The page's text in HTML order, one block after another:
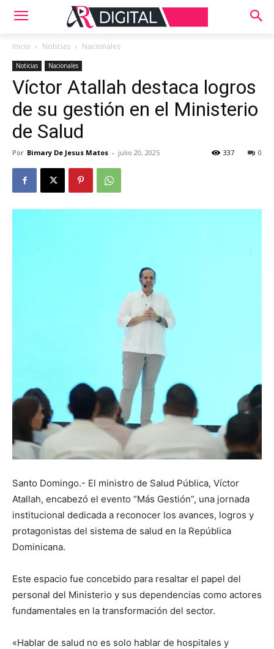
Inicio Noticias Nacionales
Noticias Nacionales
Víctor Atallah destaca logros
de su gestión en el Ministerio
de Salud
Por Bimary De Jesus Matos - julio 20, 2025 0
337
Santo Domingo.- El ministro de Salud Pública, Víctor
Atallah, encabezó el evento “Más Gestión”, una jornada
institucional dedicada a reconocer los avances, logros y
protagonistas del sistema de salud en la República
Dominicana.
Este espacio fue concebido para resaltar el papel del
personal del Ministerio y sus dependencias como actores
fundamentales en la transformación del sector.
«Hablar de salud no es solo hablar de hospitales y